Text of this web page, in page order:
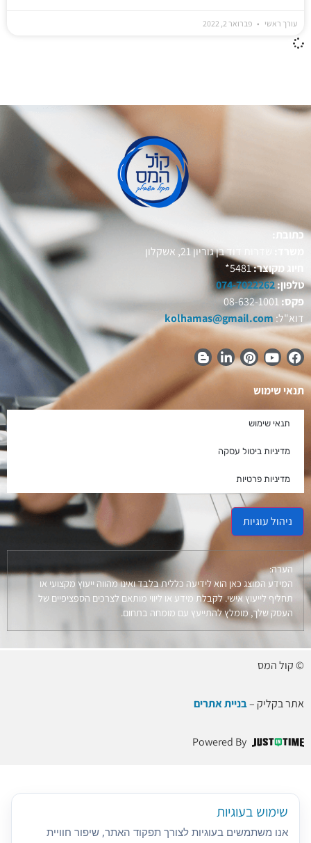
עורך ראשי פברואר 2, 2022
כתובת:
משרד:
שדרות דוד בן גוריון 21, אשקלון
חיוג מקוצר:5481*
טלפון:074-7022262
פקס:08-632-1001
דוא"ל: kolhamas@gmail.com
תנאי שימוש
תנאי שימוש
מדיניות ביטול עסקה
מדיניות פרטיות
ניהול עוגיות
הערה:
המידע המוצג כאן הוא לידיעה כללית בלבד ואינו מהווה ייעוץ מקצועי או
תחליף לייעוץ אישי. לקבלת מידע או ליווי מותאם לצרכים הספציפיים של
העסק שלך, מומלץ להתייעץ עם מומחה בתחום.
© קול המס
אתר בקליק –בניית אתרים
Powered By
שימוש בעוגיות
אנו משתמשים בעוגיות לצורך תפקוד האתר, שיפור חוויית